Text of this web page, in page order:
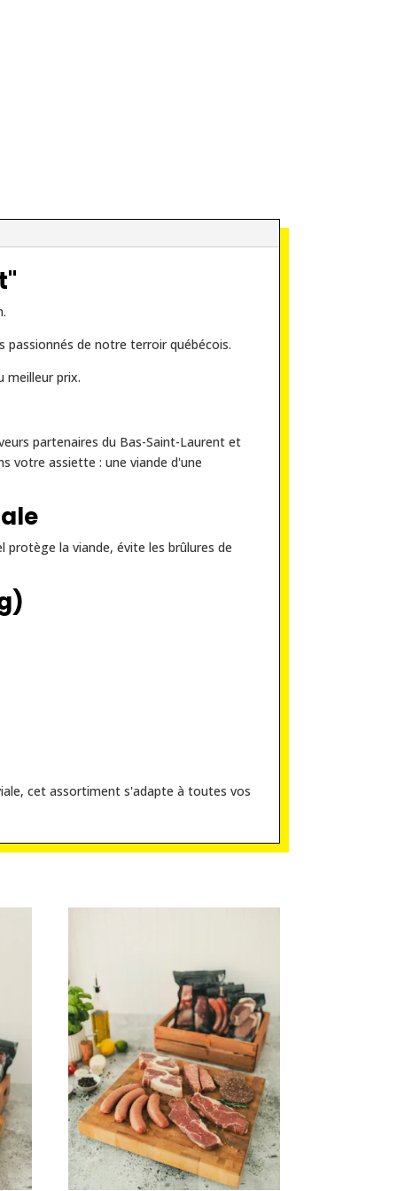
de notre terroir québécois.
meilleur prix.
partenaires du Bas-Saint-Laurent et
votre assiette : une viande d'une
protège la viande, évite les brûlures de
cet assortiment s'adapte à toutes vos